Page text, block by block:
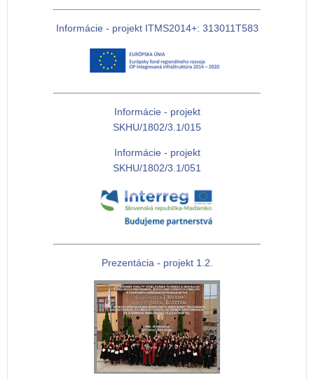
Informácie - projekt ITMS2014+: 313011T583
Informácie - projekt
SKHU/1802/3.1/015
Informácie - projekt
SKHU/1802/3.1/051
Prezentácia - projekt 1.2.